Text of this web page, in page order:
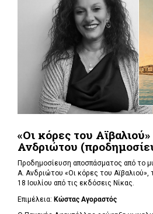
«Οι κόρες του
Ανδριώτου
Προδημοσίευση αποσπάσματος από το
Α. Ανδριώτου «Οι κόρες του Αϊβαλιού»,
18 Ιουλίου από τις εκδόσεις Νίκας.
Επιμέλεια: Κώστας Αγοραστός